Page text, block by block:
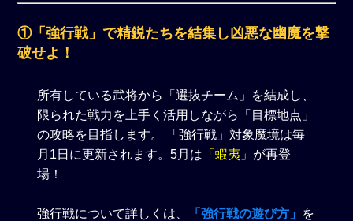
①「強行戦」で精鋭たちを結集し凶悪な幽魔を撃
破せよ！
所有している武将から「選抜チーム」を結成し、
限られた戦力を上手く活用しながら「目標地点」
の攻略を目指します。 「強行戦」対象魔境は毎
月1日に更新されます。5月は 「蝦夷」 が再登
場！
強行戦について詳しくは、 「強行戦の遊び方」 を